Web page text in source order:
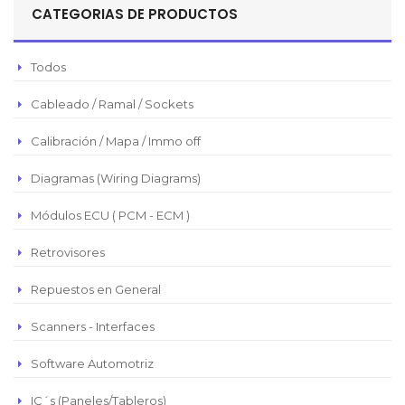
Pesos Mexicanos
Euro
Real Brasilero
CATEGORIAS DE PRODUCTOS
Todos
Cableado / Ramal / Sockets
Calibración / Mapa / Immo off
Diagramas (Wiring Diagrams)
Módulos ECU ( PCM - ECM )
Retrovisores
Repuestos en General
Scanners - Interfaces
Software Automotriz
IC´s (Paneles/Tableros)